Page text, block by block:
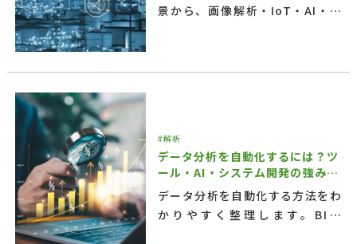
景から、画像解析・IoT・AI・ロ
#解析
データ分析を自動化するには？ツ
ール・AI・システム開発の強みを
紹介
データ分析を自動化する方法をわ
かりやすく整理します。BI・